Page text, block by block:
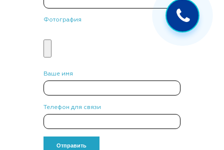
Фотография
Ваше имя
Телефон для связи